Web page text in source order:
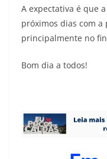
A expectativa é que
próximos dias com a
principalmente no
Bom dia a todos!